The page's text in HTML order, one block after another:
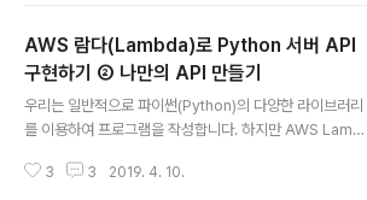
트 폴더라고 이해할 수 있습니다. 버킷의 이름은 임의대로
설정해줍니다. 다른 구성은 기본 설정대로 진행하시고 간
단한 실습을 위해 [권한 설정] 탭에서는 모든 체크를 해제
해주겠습니다. 결과적으로 버킷이 생성된 것을 확인할 수
있습니다. 이제 이러한 버킷에 프로그래밍을 이용해서 파
일을 업로드하거나 다운로드 받을 수 있습니다. 이 때는
AWS 람다(Lambda)로 Python 서버 API
구현하기 ② 나만의 API 만들기
우리는 일반적으로 파이썬(Python)의 다양한 라이브러리
를 이용하여 프로그램을 작성합니다. 하지만 AWS Lamb
(Machine Learning)이나 크롤링 등을 이용하기 위해서
3 3 2019. 4. 10.